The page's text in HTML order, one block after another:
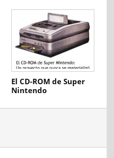
El CD-ROM de Super
Nintendo